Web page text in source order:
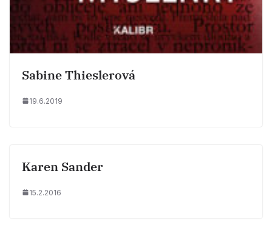
Sabine Thieslerová
19.6.2019
Karen Sander
15.2.2016